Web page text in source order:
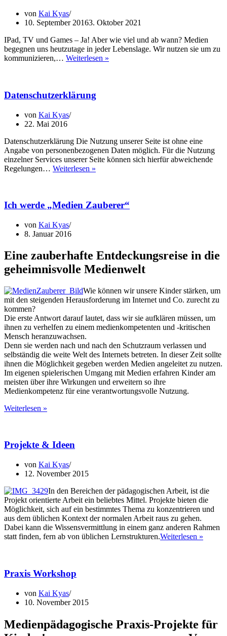
von Kai Kyas
10. September 20163. Oktober 2021
IPad, TV und Games – Ja! Aber wie viel und ab wann? Medien
begegnen uns heutzutage in jeder Lebenslage. Wir nutzen sie um zu
kommunizieren,… Weiterlesen »
Datenschutzerklärung
von Kai Kyas
22. Mai 2016
Datenschutzerklärung Die Nutzung unserer Seite ist ohne eine
Angabe von personenbezogenen Daten möglich. Für die Nutzung
einzelner Services unserer Seite können sich hierfür abweichende
Regelungen… Weiterlesen »
Ich werde „Medien Zauberer“
von Kai Kyas
8. Januar 2016
Eine zauberhafte Entdeckungsreise in die
geheimnisvolle Medienwelt
Wie können wir unsere Kinder stärken, um
mit den steigenden Herausforderung im Internet und Co. zurecht zu
kommen?
Die erste Antwort darauf lautet, dass wir sie aufklären müssen, um
ihnen zu verhelfen zu einem medienkompetenten und -kritischen
Mensch heranzuwachsen.
Denn sie werden nach und nach den Schutzraum verlassen und
selbständig die weite Welt des Internets betreten. In dieser Zeit sollte
ihnen die Möglichkeit gegeben werden Medien angeleitet zu nutzen.
Im eigenen spielerischen Umgang mit Medien erfahren Kinder am
meisten über ihre Wirkungen und erweitern so ihre
Medienkompetenz für eine verantwortungsvolle Nutzung.
Weiterlesen »
Projekte & Ideen
von Kai Kyas
12. November 2015
In den Bereichen der pädagogischen Arbeit, ist die
Projekt orientierte Arbeit ein beliebtes Mittel. Projekte bieten die
Möglichkeit, sich auf ein bestimmtes Thema zu konzentrieren und
aus dem üblichen Kontext der normalen Arbeit raus zu gehen.
Dabei kann die Wissensvermittlung in einem ganz anderen Rahmen
statt finden, fern ab von üblichen Lernstrukturen.Weiterlesen »
Praxis Workshop
von Kai Kyas
10. November 2015
Medienpädagogische Praxis-Projekte für